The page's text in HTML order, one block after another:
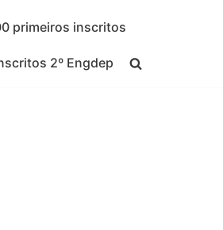
primeiros inscritos
2º Engdep